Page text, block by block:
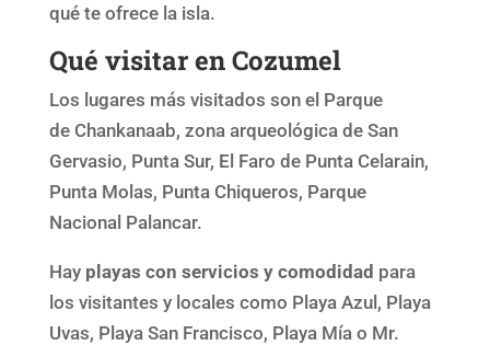
qué te ofrece la isla.
Qué visitar en Cozumel
Los lugares más visitados son el Parque
de Chankanaab, zona arqueológica de San
Gervasio, Punta Sur, El Faro de Punta Celarain,
Punta Molas, Punta Chiqueros, Parque
Nacional Palancar.
Hay playas con servicios y comodidad para
los visitantes y locales como Playa Azul, Playa
Uvas, Playa San Francisco, Playa Mía o Mr.